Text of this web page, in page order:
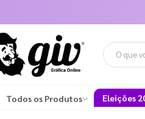
Todos os Produtos Eleições